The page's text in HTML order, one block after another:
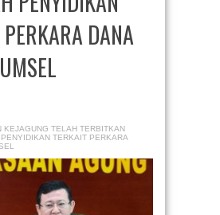
DANA
KEJAGUNG TELAH TERBITKAN
TERKAIT PERKARA